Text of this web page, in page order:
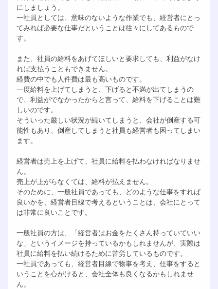
にしましょう。
一社員としては、意味のないような作業でも、経営者にとっ
てみれば必要な仕事だということは往々にしてあるもので
す。
また、社員の給料をあげてほしいと要求しても、利益がなけ
れば支払うこともできません。
経費の中でも人件費は最も高いものです。
一度給料を上げてしまうと、下げると不満が出てしまうの
で、利益がでなかったからと言って、給料を下げることは難
しいのです。
そういった厳しい状況が続いてしまうと、会社が倒産する可
能性もあり、倒産してしまうと社員も経営者も困ってしまい
ます。
経営者は売上を上げて、社員に給料を払わなければなりませ
ん。
売上が上がらなくては、給料が払えません。
そのために、一般社員であっても、どのような仕事をすれば
良いかを、経営者目線で考えるということは、会社にとって
は非常に良いことです。
一般社員の方は、「経営者はお金をたくさん持っていていい
な」というイメージを持っているかもしれませんが、実際は
社員に給料を払い続けるために苦労しているものです。
一社員であっても、経営者目線で物事を考え、仕事をすると
いうことを心がけると、会社全体も良くなるかもしれませ
ん。